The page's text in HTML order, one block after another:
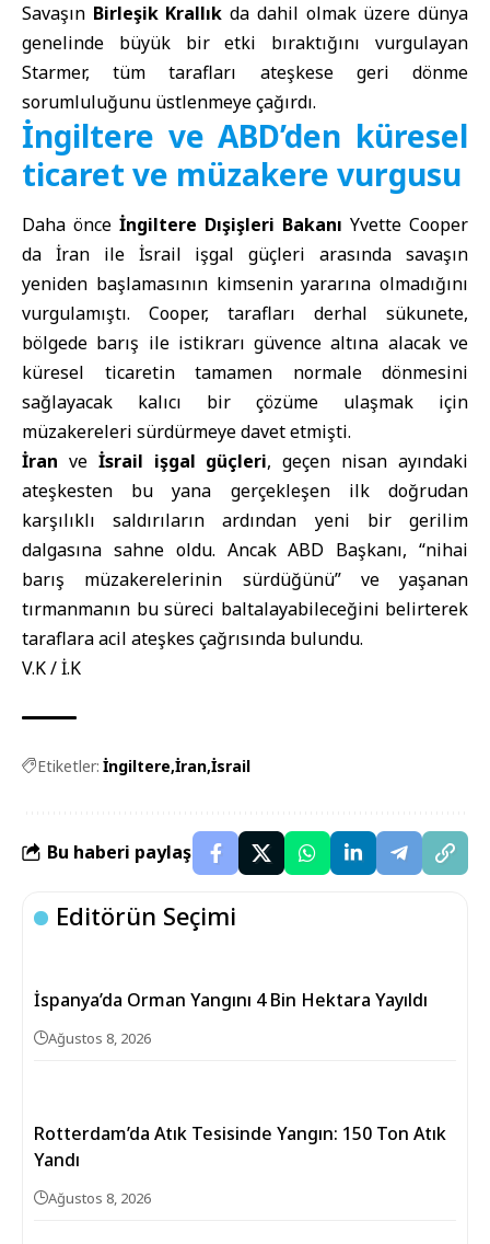
Savaşın Birleşik Krallık da dahil olmak üzere dünya
genelinde büyük bir etki bıraktığını vurgulayan
Starmer, tüm tarafları ateşkese geri dönme
sorumluluğunu üstlenmeye çağırdı.
İngiltere ve ABD’den küresel
ticaret ve müzakere vurgusu
Daha önce İngiltere Dışişleri Bakanı Yvette Cooper
da İran ile İsrail işgal güçleri arasında savaşın
yeniden başlamasının kimsenin yararına olmadığını
vurgulamıştı. Cooper, tarafları derhal sükunete,
bölgede barış ile istikrarı güvence altına alacak ve
küresel ticaretin tamamen normale dönmesini
sağlayacak kalıcı bir çözüme ulaşmak için
müzakereleri sürdürmeye davet etmişti.
İran ve İsrail işgal güçleri, geçen nisan ayındaki
ateşkesten bu yana gerçekleşen ilk doğrudan
karşılıklı saldırıların ardından yeni bir gerilim
dalgasına sahne oldu. Ancak ABD Başkanı, “nihai
barış müzakerelerinin sürdüğünü” ve yaşanan
tırmanmanın bu süreci baltalayabileceğini belirterek
taraflara acil ateşkes çağrısında bulundu.
V.K / İ.K
Etiketler: İngiltere İran İsrail
Bu haberi paylaş
Editörün Seçimi
İspanya’da Orman Yangını 4 Bin Hektara Yayıldı
Ağustos 8, 2026
Rotterdam’da Atık Tesisinde Yangın: 150 Ton Atık
Yandı
Ağustos 8, 2026